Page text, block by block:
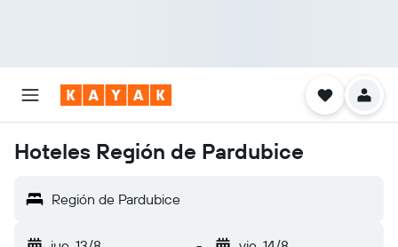
Hoteles Región de Pardubice
Región de Pardubice